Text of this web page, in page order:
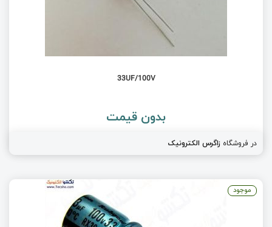
33UF/100V
بدون قیمت
در فروشگاه زاگرس الکترونیک
موجود